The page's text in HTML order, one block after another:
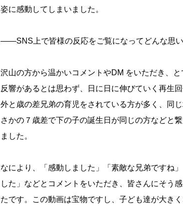
姿に感動してしまいました。
――SNS上で皆様の反応をご覧になってどんな思い
沢山の方から温かいコメントやDM をいただき、
反響があるとは思わず、日に日に伸びていく再生
外と歳の差兄弟の育児をされている方が多く、同
さかの７歳差で下の子の誕生日が同じの方などと
ました。
なにより、「感動しました」「素敵な兄弟ですね
した」などとコメントをいただき、皆さんにそう
たです。この動画は宝物ですし、子ども達が大き